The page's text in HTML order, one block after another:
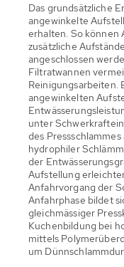
Das grundsätzliche
angewinkelte
erhalten. So können
zusätzliche
angeschlossen
Filtratwannen
Reinigungsarbeiten.
angewinkelten
unter
des
hydrophiler
der
Aufstellung
Anfahrvorgang der
Anfahrphase bildet
gleichmässiger
Kuchenbildung bei
mittels
um